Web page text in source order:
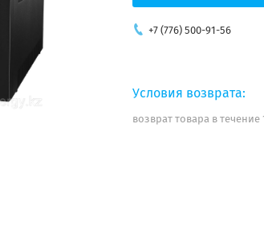
+7 (776) 500-91-56
возврат товара в течение